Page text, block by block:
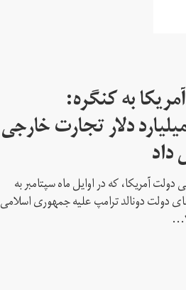
به کنگره:
۷۰ میلیارد دلار تجارت خارجی
آمریکا، که در اوایل ماه سپتامبر به
دولت دونالد ترامپ علیه جمهوری اسلامی